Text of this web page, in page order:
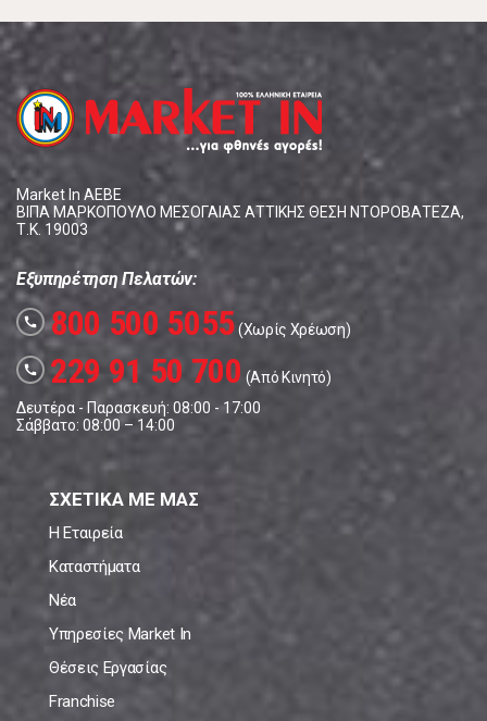
Market In ΑΕΒΕ
ΒΙΠΑ ΜΑΡΚΟΠΟΥΛΟ ΜΕΣΟΓΑΙΑΣ ΑΤΤΙΚΗΣ ΘΕΣΗ ΝΤΟΡΟΒΑΤΕΖΑ,
Τ.Κ. 19003
Εξυπηρέτηση Πελατών:
call 800 500 5055(Χωρίς Χρέωση)
call 229 91 50 700 (Από Κινητό)
Δευτέρα - Παρασκευή: 08:00 - 17:00
Σάββατο: 08:00 – 14:00
ΣΧΕΤΙΚΑ ΜΕ ΜΑΣ
Η Εταιρεία
Καταστήματα
Νέα
Υπηρεσίες Market In
Θέσεις Εργασίας
Franchise